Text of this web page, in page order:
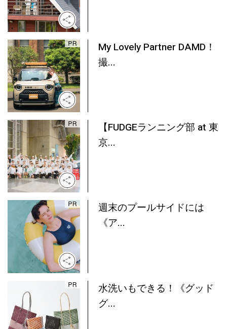
My Lovely Partner DAMD！
撮...
【FUDGEランニング部 at 東
京...
週末のプールサイドには
《ア...
水洗いもできる！《グッド
グ...